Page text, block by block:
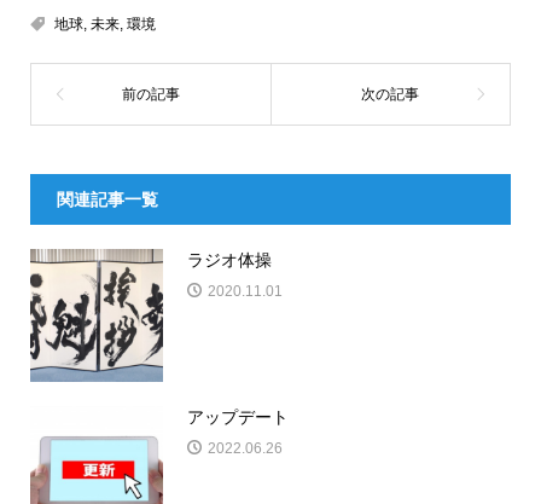
地球, 未来, 環境
関連記事一覧
ラジオ体操
2020.11.01
アップデート
2022.06.26